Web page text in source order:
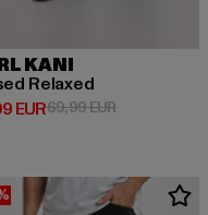
EUR
KANI
Relaxed
EURPreis: 62,99 EUR
69,99 EURAktionspreis: